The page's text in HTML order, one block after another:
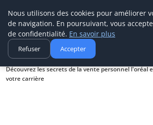
Aecme
Accueil
Découvrez les secrets de la vente personnel l'oréal
votre carrière
Nous utilisons des cookies pour améliorer
de navigation. En poursuivant, vous
de confidentialité. En savoir plus
Refuser Accepter